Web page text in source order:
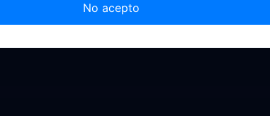
No acepto